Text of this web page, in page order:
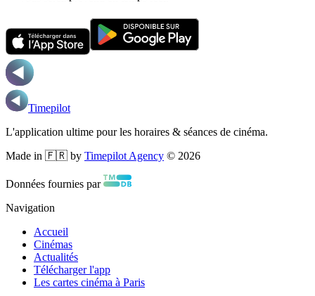
Timepilot
L'application ultime pour les horaires & séances de cinéma.
Made in 🇫🇷 by Timepilot Agency © 2026
Données fournies par
Navigation
Accueil
Cinémas
Actualités
Télécharger l'app
Les cartes cinéma à Paris